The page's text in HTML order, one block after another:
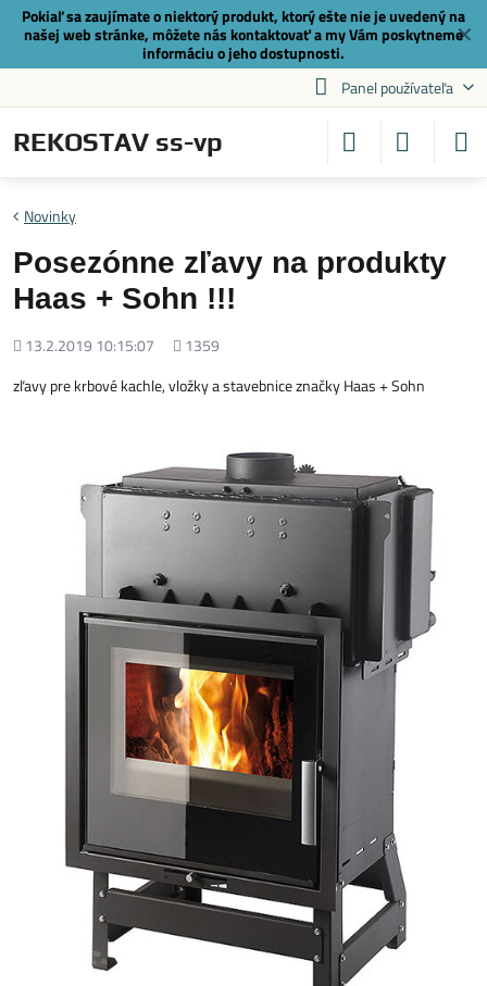
✕
Pokiaľ sa zaujímate o niektorý produkt, ktorý ešte nie je uvedený na
našej web stránke, môžete nás kontaktovaťa my Vám poskytneme
informáciu o jeho dostupnosti.
Panel používateľa
REKOSTAV ss-vp
Novinky
Posezónne zľavy na produkty
Haas + Sohn !!!
Pridané
13.2.2019 10:15:07
Počet
1359
zľavy pre krbové kachle, vložky a stavebnice značky Haas + Sohn